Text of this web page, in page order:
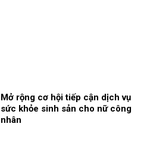
Mở rộng cơ hội tiếp cận dịch vụ
sức khỏe sinh sản cho nữ công
nhân